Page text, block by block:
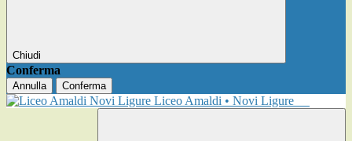
Chiudi
Conferma
Annulla Conferma
Liceo Amaldi • Novi Ligure